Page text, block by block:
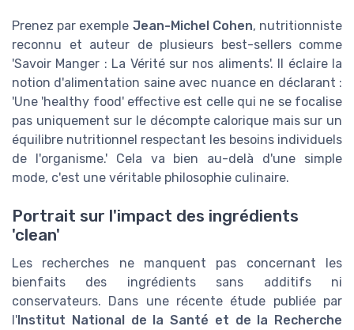
Prenez par exemple Jean-Michel Cohen, nutritionniste
reconnu et auteur de plusieurs best-sellers comme
'Savoir Manger : La Vérité sur nos aliments'. Il éclaire la
notion d'alimentation saine avec nuance en déclarant :
'Une 'healthy food' effective est celle qui ne se focalise
pas uniquement sur le décompte calorique mais sur un
équilibre nutritionnel respectant les besoins individuels
de l'organisme.' Cela va bien au-delà d'une simple
mode, c'est une véritable philosophie culinaire.
Portrait sur l'impact des ingrédients
'clean'
Les recherches ne manquent pas concernant les
bienfaits des ingrédients sans additifs ni
conservateurs. Dans une récente étude publiée par
l'Institut National de la Santé et de la Recherche